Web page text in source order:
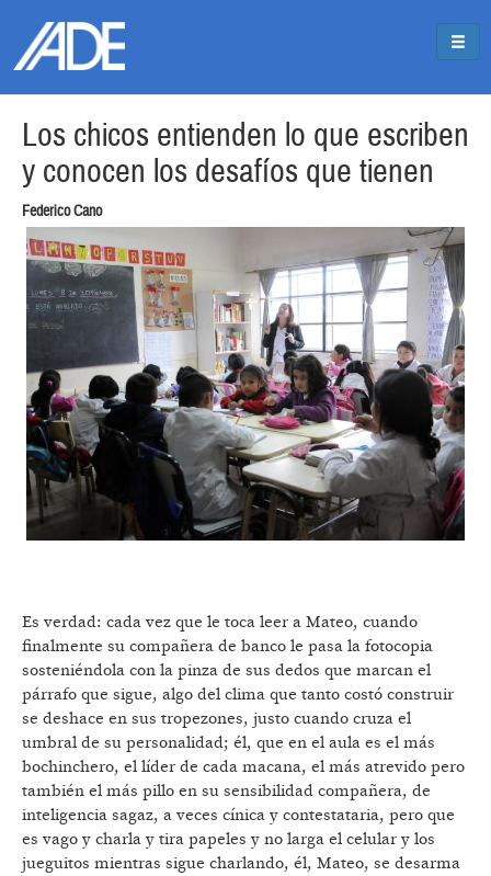
Los chicos entienden lo que escriben
y conocen los desafíos que tienen
Federico Cano
Es verdad: cada vez que le toca leer a Mateo, cuando
finalmente su compañera de banco le pasa la fotocopia
sosteniéndola con la pinza de sus dedos que marcan el
párrafo que sigue, algo del clima que tanto costó construir
se deshace en sus tropezones, justo cuando cruza el
umbral de su personalidad; él, que en el aula es el más
bochinchero, el líder de cada macana, el más atrevido pero
también el más pillo en su sensibilidad compañera, de
inteligencia sagaz, a veces cínica y contestataria, pero que
es vago y charla y tira papeles y no larga el celular y los
jueguitos mientras sigue charlando, él, Mateo, se desarma